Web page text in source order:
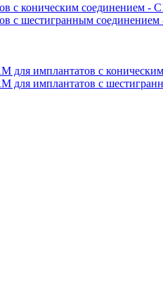
с коническим соединением -
с шестигранным
для имплантатов с
для имплантатов с